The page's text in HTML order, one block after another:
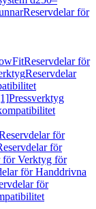
Reservdelar för
Reservdelar för
Reservdelar
Pressverktyg
för
för
för Verktyg för
för Handdrivna
för